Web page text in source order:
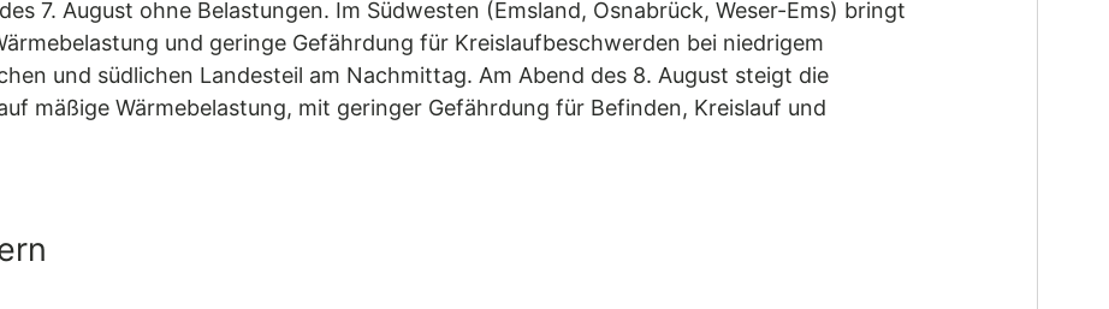
7. August ohne Belastungen. Im Südwesten (Emsland, Osnabrück, Weser-Ems) bringt
und geringe Gefährdung für Kreislaufbeschwerden bei niedrigem
und südlichen Landesteil am Nachmittag. Am Abend des 8. August steigt die
mäßige Wärmebelastung, mit geringer Gefährdung für Befinden, Kreislauf und